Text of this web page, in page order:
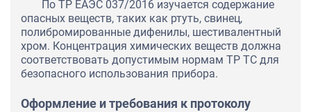
По ТР ЕАЭС 037/2016 изучается содержание
опасных веществ, таких как ртуть, свинец,
полибромированные дифенилы, шестивалентный
хром. Концентрация химических веществ должна
соответствовать допустимым нормам ТР ТС для
безопасного использования прибора.
Оформление и требования к протоколу